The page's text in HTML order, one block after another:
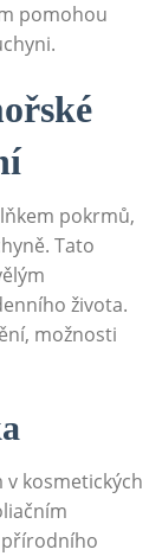
pomohou
pokrmů,
Tato
života.
možnosti
kosmetických